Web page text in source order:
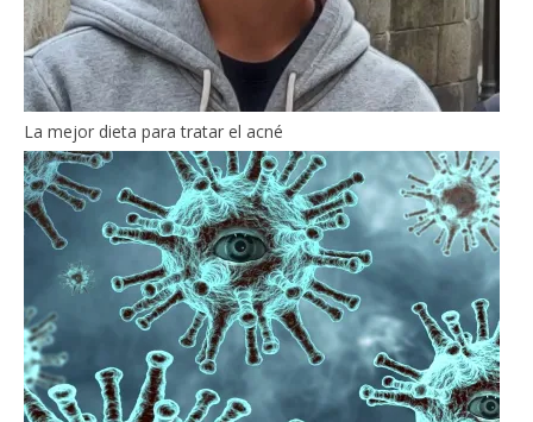
La mejor dieta para tratar el acné